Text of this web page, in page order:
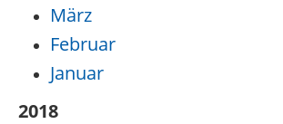
März
Februar
Januar
2018